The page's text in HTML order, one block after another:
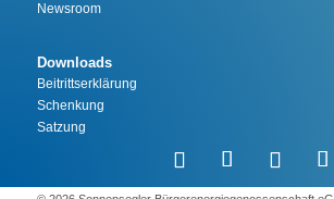
Newsroom
Downloads
Beitrittserklärung
Schenkung
Satzung